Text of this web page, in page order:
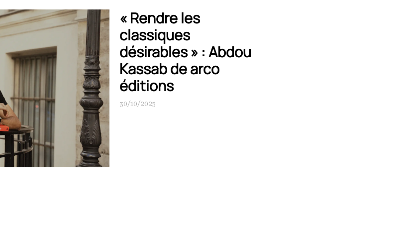
« Rendre les
classiques
désirables » : Abdou
Kassab de arco
éditions
30/10/2025